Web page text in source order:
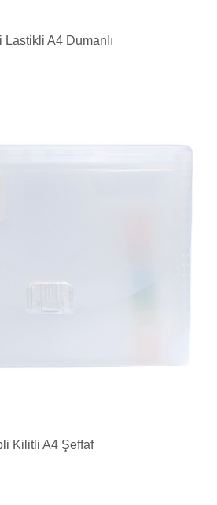
A4 Dumanlı
Kilitli A4 Şeffaf